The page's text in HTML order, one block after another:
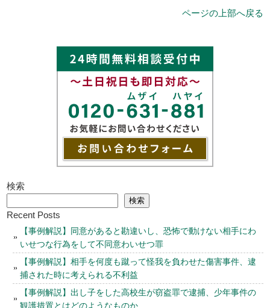
ページの上部へ戻る
検索
検索
Recent Posts
【事例解説】同意があると勘違いし、恐怖で動けない相手にわ
いせつな行為をして不同意わいせつ罪
【事例解説】相手を何度も蹴って怪我を負わせた傷害事件、逮
捕された時に考えられる不利益
【事例解説】出し子をした高校生が窃盗罪で逮捕、少年事件の
観護措置とはどのようなものか